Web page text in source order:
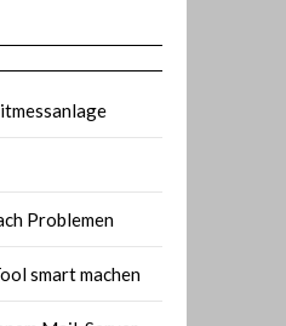
Problemen
smart machen